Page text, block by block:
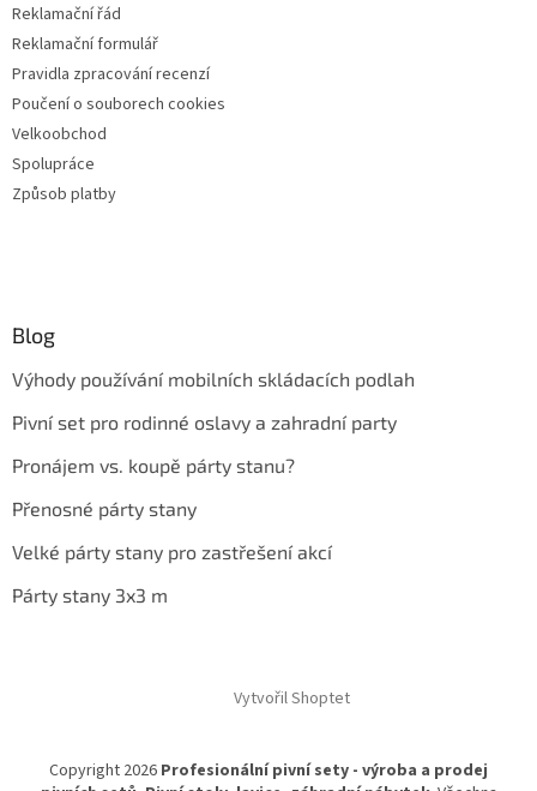
Reklamační řád
Reklamační formulář
Pravidla zpracování recenzí
Poučení o souborech cookies
Velkoobchod
Spolupráce
Způsob platby
Blog
Výhody používání mobilních skládacích podlah
Pivní set pro rodinné oslavy a zahradní party
Pronájem vs. koupě párty stanu?
Přenosné párty stany
Velké párty stany pro zastřešení akcí
Párty stany 3x3 m
Vytvořil Shoptet
Copyright 2026 Profesionální pivní sety - výroba a prodej